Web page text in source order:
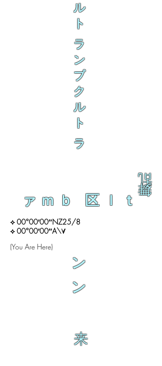
ル
ト
ラ
ン
ブ
ク
ル
ト
ラ
乱
舞
ァｍｂ 区ｌｔ
⟡ 00°00′00″NZ25/8
⟡ 00°00′00″A\∀
(You Are Here)
ン
ン
来